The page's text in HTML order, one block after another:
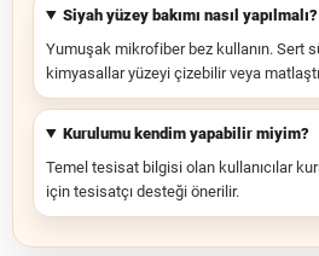
Siyah yüzey bakımı nasıl yapılmalı?
Yumuşak mikrofiber bez kullanın. Sert
kimyasallar yüzeyi çizebilir veya
Kurulumu kendim yapabilir miyim?
Temel tesisat bilgisi olan kullanıcılar
için tesisatçı desteği önerilir.